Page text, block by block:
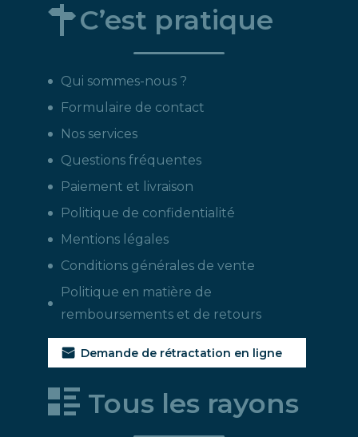
C’est pratique
Qui sommes-nous ?
Formulaire de contact
Nos services
Questions fréquentes
Paiement et livraison
Politique de confidentialité
Mentions légales
Conditions générales de vente
Politique en matière de
remboursements et de retours
Demande de rétractation en ligne
Tous les rayons